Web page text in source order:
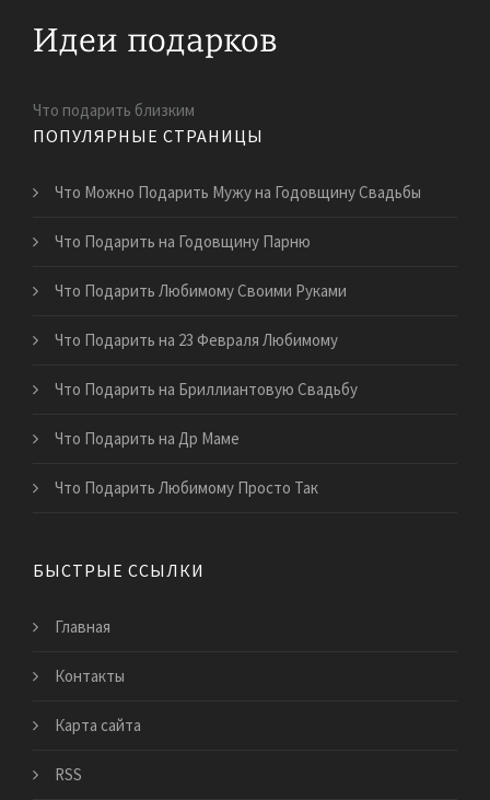
Что подарить близким
ПОПУЛЯРНЫЕ СТРАНИЦЫ
Что Можно Подарить Мужу на Годовщину Свадьбы
Что Подарить на Годовщину Парню
Что Подарить Любимому Своими Руками
Что Подарить на 23 Февраля Любимому
Что Подарить на Бриллиантовую Свадьбу
Что Подарить на Др Маме
Что Подарить Любимому Просто Так
БЫСТРЫЕ ССЫЛКИ
Главная
Контакты
Карта сайта
RSS